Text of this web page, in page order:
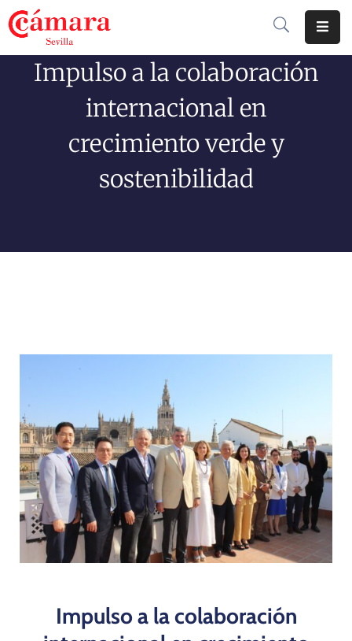
Cámara
Soluciones
Impulso a la colaboración
internacional en
crecimiento verde y
sostenibilidad
Impulso a la colaboración